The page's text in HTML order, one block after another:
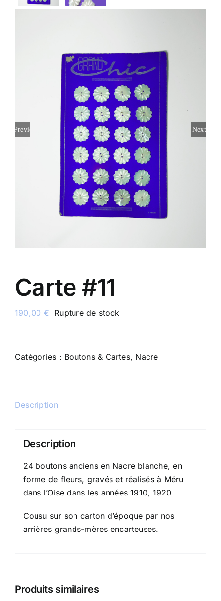
Previous Next
Carte #11
190,00 € Rupture de stock
Catégories : Boutons & Cartes, Nacre
Description
Description
24 boutons anciens en Nacre blanche, en
forme de fleurs, gravés et réalisés à Méru
dans l’Oise dans les années 1910, 1920.
Cousu sur son carton d’époque par nos
arrières grands-mères encarteuses.
Produits similaires